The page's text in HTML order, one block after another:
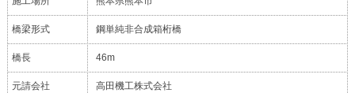
橋梁形式 鋼単純非合成箱桁橋
橋長 46m
元請会社 高田機工株式会社